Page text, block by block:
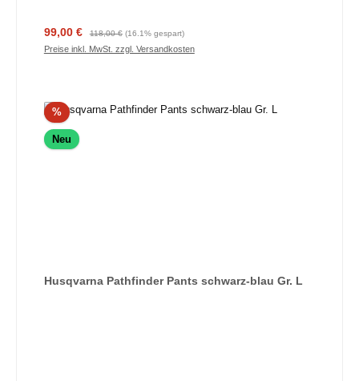
Verkaufspreis:
99,00 € Regulärer Preis:
118,00 € (16.1% gespart)
Preise inkl. MwSt. zzgl. Versandkosten
%Rabatt
Neu
Husqvarna Pathfinder Pants schwarz-blau Gr. L